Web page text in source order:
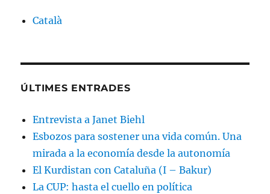
Català
ÚLTIMES ENTRADES
Entrevista a Janet Biehl
Esbozos para sostener una vida común. Una
mirada a la economía desde la autonomía
El Kurdistan con Cataluña (I – Bakur)
La CUP: hasta el cuello en política